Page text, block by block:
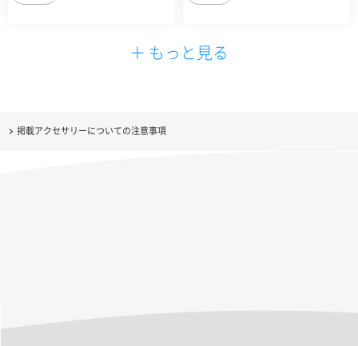
＋ もっと見る
掲載アクセサリーについての注意事項